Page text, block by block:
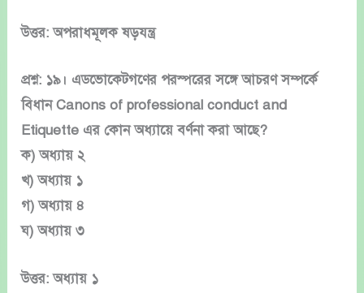
উত্তর: অপরাধমূলক ষড়যন্ত্র
প্রশ্ন: ১৯। এডভোকেটগণের পরস্পরের সঙ্গে আচরণ সম্পর্কে
বিধান Canons of professional conduct and
Etiquette এর কোন অধ্যায়ে বর্ণনা করা আছে?
ক) অধ্যায় ২
খ) অধ্যায় ১
গ) অধ্যায় ৪
ঘ) অধ্যায় ৩
উত্তর: অধ্যায় ১